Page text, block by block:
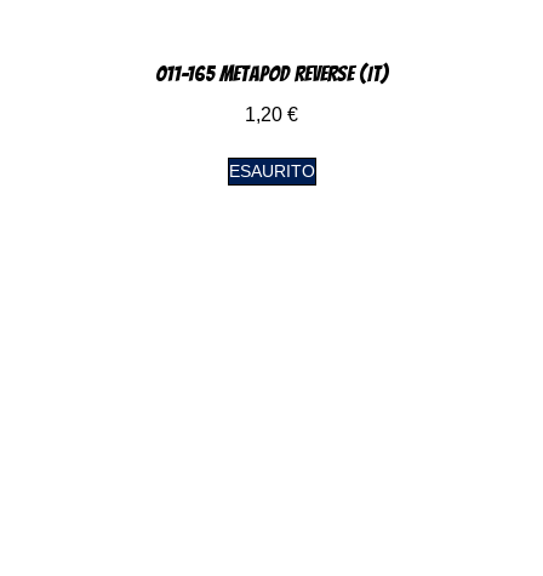
011-165 Metapod Reverse (IT)
1,20 €
ESAURITO